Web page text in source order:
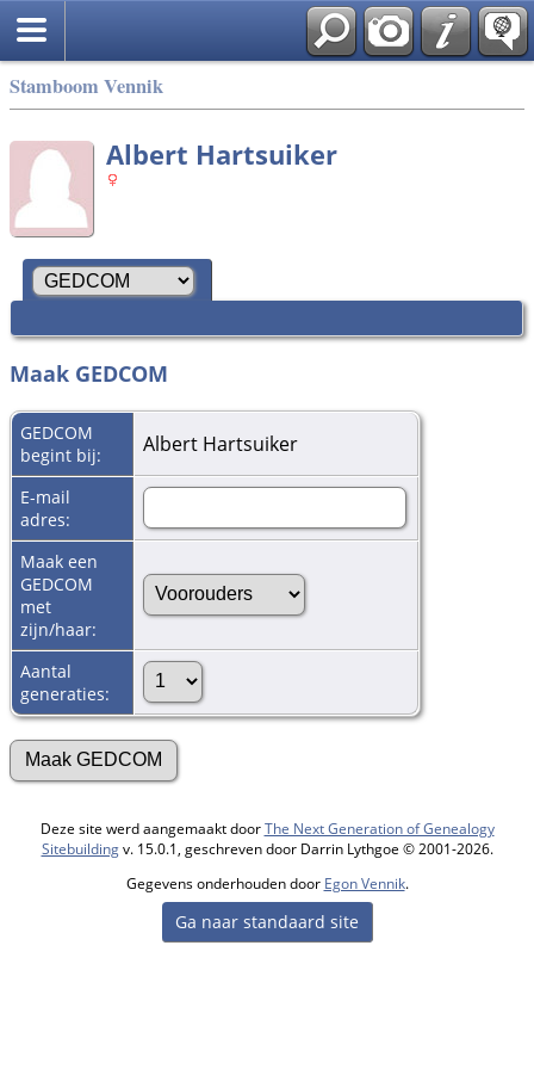
Stamboom Vennik
Albert Hartsuiker
Maak GEDCOM
GEDCOM
begint bij:
Albert Hartsuiker
E-mail
adres:
Maak een
GEDCOM
met
zijn/haar:
Aantal
generaties:
Deze site werd aangemaakt doorThe Next Generation of Genealogy
Sitebuildingv. 15.0.1, geschreven door Darrin Lythgoe © 2001-2026.
Gegevens onderhouden door Egon Vennik.
Ga naar standaard site